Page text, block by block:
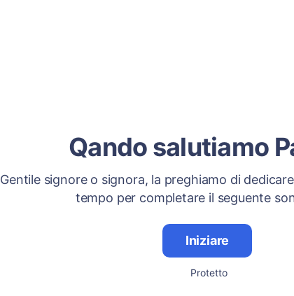
Qando salutiamo
Gentile signore o signora, la preghiamo di
tempo per completare il seguente
Iniziare
Protetto